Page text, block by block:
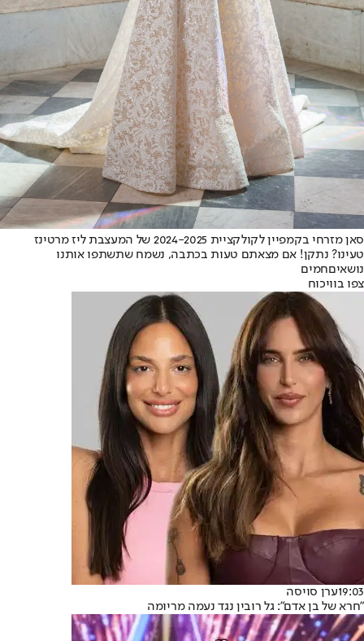
סאן מזרחי בקמפיין לקולקציית 2024-2025 של המעצבת ליז מרטינז
טעינו? נתקן! אם מצאתם טעות בכתבה, נשמח שתשתפו אותנו
נושאיםחמים
צפו בוויכוח
19:03ערן סויסה
"חרא של בן אדם": גל רובין נגד נעמה מריומה